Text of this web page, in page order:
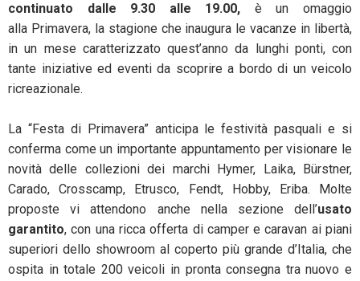
continuato dalle 9.30 alle 19.00, è un omaggio
alla Primavera, la stagione che inaugura le vacanze in libertà,
in un mese caratterizzato quest’anno da lunghi ponti, con
tante iniziative ed eventi da scoprire a bordo di un veicolo
ricreazionale.
La “Festa di Primavera” anticipa le festività pasquali e si
conferma come un importante appuntamento per visionare le
novità delle collezioni dei marchi Hymer, Laika, Bürstner,
Carado, Crosscamp, Etrusco, Fendt, Hobby, Eriba. Molte
proposte vi attendono anche nella sezione dell’usato
garantito, con una ricca offerta di camper e caravan ai piani
superiori dello showroom al coperto più grande d’Italia, che
ospita in totale 200 veicoli in pronta consegna tra nuovo e